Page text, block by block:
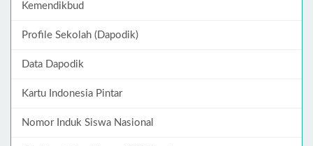
Kemendikbud
Profile Sekolah (Dapodik)
Data Dapodik
Kartu Indonesia Pintar
Nomor Induk Siswa Nasional